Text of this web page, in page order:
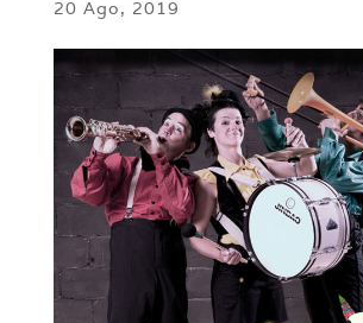
20 Ago, 2019